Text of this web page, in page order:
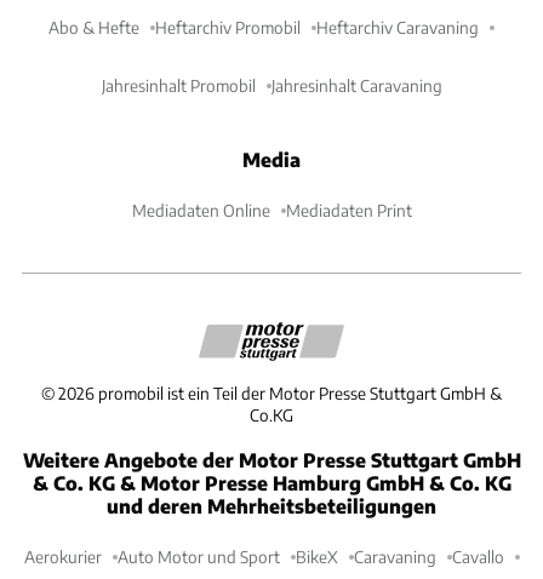
Abo & Hefte Heftarchiv Promobil Heftarchiv Caravaning
Jahresinhalt Promobil Jahresinhalt Caravaning
Media
Mediadaten Online Mediadaten Print
©2026 promobil ist ein Teil der Motor Presse Stuttgart GmbH &
Co.KG
Weitere Angebote der Motor Presse Stuttgart GmbH
& Co. KG & Motor Presse Hamburg GmbH & Co. KG
und deren Mehrheitsbeteiligungen
Aerokurier Auto Motor und Sport BikeX Caravaning Cavallo